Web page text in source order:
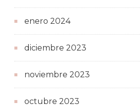
enero 2024
diciembre 2023
noviembre 2023
octubre 2023